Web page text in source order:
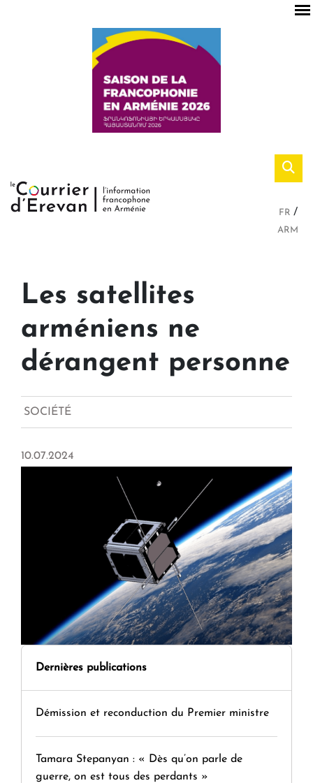
FR
ARM
Les satellites
arméniens ne
dérangent personne
SOCIÉTÉ
10.07.2024
Dernières publications
Démission et reconduction du Premier ministre
Tamara Stepanyan : « Dès qu’on parle de
guerre, on est tous des perdants »